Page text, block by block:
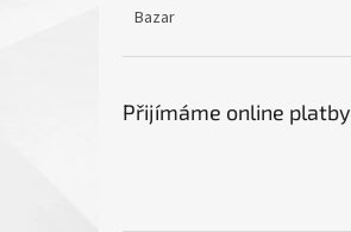
Bazar
Přijímáme online platby